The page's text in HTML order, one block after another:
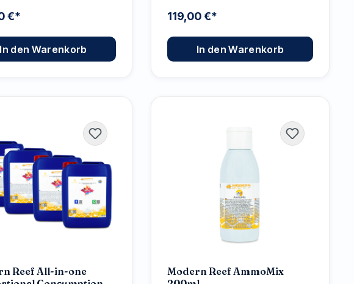
€*
In den Warenkorb
119,00 €*
In den Warenkorb
Reef All-in-one
Modern Reef AmmoMix